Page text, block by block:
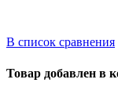
В список сравнения
Товар добавлен в